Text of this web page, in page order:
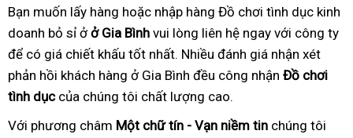
Bạn muốn lấy hàng hoặc nhập hàng Đồ chơi tình dục kinh
doanh bỏ sỉ ở ở Gia Bình vui lòng liên hệ ngay với công ty
để có giá chiết khấu tốt nhất. Nhiều đánh giá nhận xét
phản hồi khách hàng ở Gia Bình đều công nhận Đồ chơi
tình dụccủa chúng tôi chất lượng cao.
Với phương châm Một chữ tín - Vạn niềm tin chúng tôi